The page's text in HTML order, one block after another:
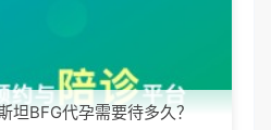
坦BFG代孕需要待多久？